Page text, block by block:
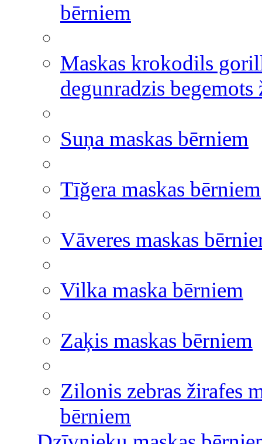
bērniem
Maskas krokodils
degunradzis begemots
Suņa maskas bērniem
Tīğera maskas bērniem
Vāveres maskas
Vilka maska bērniem
Zaķis maskas bērniem
Zilonis zebras žirafes
bērniem